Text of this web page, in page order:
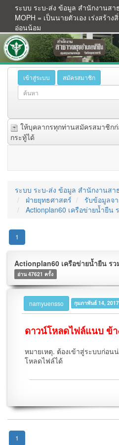
ระบบ ระบ-ส่ง ข้อมูล สำนักงานส
MOPH = เป็นนายตัวเอง เร่งสร้า
อ่อนน้อม
เข้าสู่ระบบ สมัครสมาชิก
ให้บุคลากรทุกท่านสมัครสมาชิก
กระทู้ได้
ระบบ ระบ-ส่ง ข้อมูล สำนักงานส
ฝ่ายยุทธศาสตร์
รับข้อมูลจ
Actionplan60 เครือข่ายน้ำยืน
1
Actionplan60 เครือข่ายน้ำยืน ร
อ่าน 47621 ครั้ง
namyuensso กุมภาพันธ์ 14,
ดาวน์โหลดไฟล์แนบ ข้า
หมายเหตุ. ต้องเข้าสู่ระบบก่อน
โหลดไฟล์ได้
1